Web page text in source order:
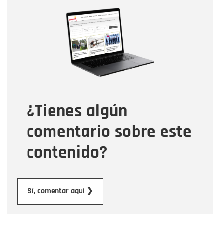
¿Tienes algún
comentario sobre este
contenido?
Sí, comentar aquí ❯
Correo electrónico
Tipo de comentario
Mensaje